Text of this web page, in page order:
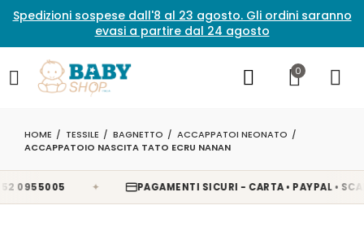
Spedizioni sospese dall'8 al 23 agosto. Gli ordini saranno
evasi a partire dal 24 agosto
0
HOME TESSILE BAGNETTO
ACCAPPATOI NEONATO
ACCAPPATOIO NASCITA TATO ECRU NANAN
PAGAMENTI SICURI - CARTA • PAYPAL •